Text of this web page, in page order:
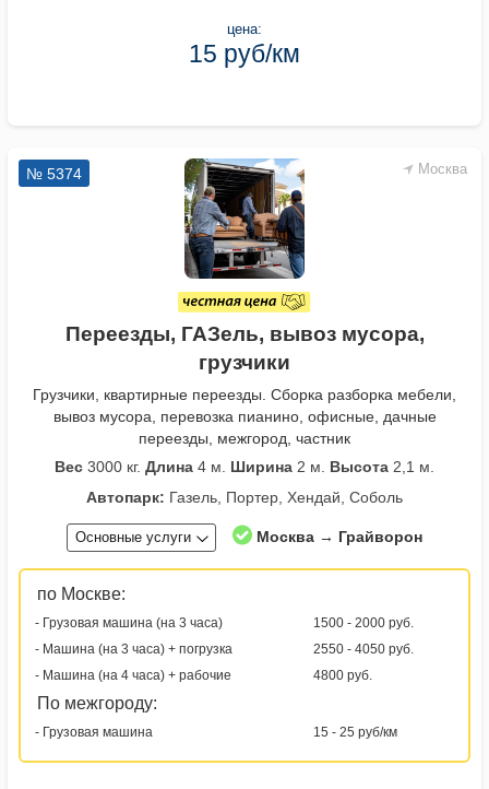
цена:
15 руб/км
Москва
№ 5374
Переезды, ГАЗель, вывоз мусора,
грузчики
Грузчики, квартирные переезды. Сборка разборка мебели,
вывоз мусора, перевозка пианино, офисные, дачные
переезды, межгород, частник
Вес 3000 кг. Длина 4 м. Ширина 2 м. Высота 2,1 м.
Автопарк: Газель, Портер, Хендай, Соболь
Основные услуги Москва → Грайворон
по Москве:
- Грузовая машина (на 3 часа)
1500 - 2000 руб.
- Машина (на 3 часа) + погрузка
2550 - 4050 руб.
- Машина (на 4 часа) + рабочие
4800 руб.
По межгороду:
- Грузовая машина 15 - 25 руб/км